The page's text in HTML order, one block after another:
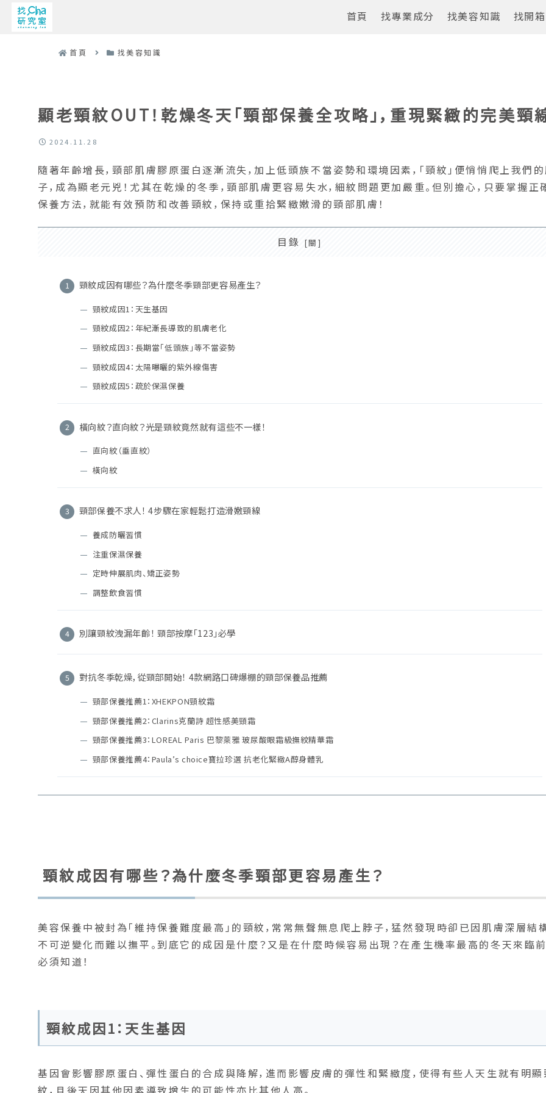
首頁 找專業成分 找美容知識 找開
首頁 找美容知識
顯老頸紋OUT！乾燥冬天「頸部保養全攻略」，重現緊緻的完美頸
2024.11.28
隨著年齡增長，頸部肌膚膠原蛋白逐漸流失，加上低頭族不當姿勢和環境因素，「頸紋」便悄悄爬上我們
子，成為顯老元兇！尤其在乾燥的冬季，頸部肌膚更容易失水，細紋問題更加嚴重。但別擔心，只要掌握正
保養方法，就能有效預防和改善頸紋，保持或重拾緊緻嫩滑的頸部肌膚！
目錄
頸紋成因有哪些？為什麼冬季頸部更容易產生？
頸紋成因1：天生基因
頸紋成因2：年紀漸長導致的肌膚老化
頸紋成因3：長期當「低頭族」等不當姿勢
頸紋成因4：太陽曝曬的紫外線傷害
頸紋成因5：疏於保濕保養
橫向紋？直向紋？光是頸紋竟然就有這些不一樣！
直向紋（垂直紋）
橫向紋
頸部保養不求人！ 4步驟在家輕鬆打造滑嫩頸線
養成防曬習慣
注重保濕保養
定時伸展肌肉、矯正姿勢
調整飲食習慣
別讓頸紋洩漏年齡！ 頸部按摩「123」必學
對抗冬季乾燥，從頸部開始！ 4款網路口碑爆棚的頸部保養品推薦
頸部保養推薦1：XHEKPON頸紋霜
頸部保養推薦2：Clarins克蘭詩 超性感美頸霜
頸部保養推薦3：LOREAL Paris 巴黎萊雅 玻尿酸眼霜級撫紋精華霜
頸部保養推薦4：Paula’s choice寶拉珍選 抗老化緊緻A醇身體乳
頸紋成因有哪些？為什麼冬季頸部更容易產生？
美容保養中被封為「維持保養難度最高」的頸紋，常常無聲無息爬上脖子，猛然發現時卻已因肌膚深層結
不可逆變化而難以撫平。到底它的成因是什麼？又是在什麼時候容易出現？在產生機率最高的冬天來臨
必須知道！
頸紋成因1：天生基因
基因會影響膠原蛋白、彈性蛋白的合成與降解，進而影響皮膚的彈性和緊緻度，使得有些人天生就有明
紋，且後天因其他因素導致增生的可能性亦比其他人高。